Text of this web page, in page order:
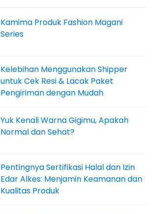
Kamima Produk Fashion Magani
Series
Kelebihan Menggunakan Shipper
untuk Cek Resi & Lacak Paket
Pengiriman dengan Mudah
Yuk Kenali Warna Gigimu, Apakah
Normal dan Sehat?
Pentingnya Sertifikasi Halal dan Izin
Edar Alkes: Menjamin Keamanan dan
Kualitas Produk